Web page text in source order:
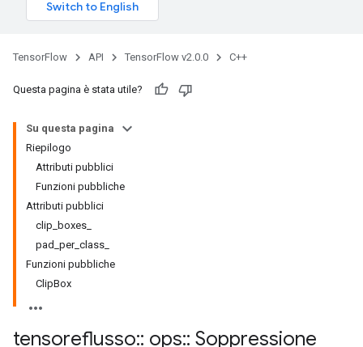
TensorFlow API TensorFlow v2.0.0 C++
Questa pagina è stata utile?
Su questa pagina
Riepilogo
Attributi pubblici
Funzioni pubbliche
Attributi pubblici
clip_boxes_
pad_per_class_
Funzioni pubbliche
ClipBox
tensoreflusso:: ops:: Soppressione